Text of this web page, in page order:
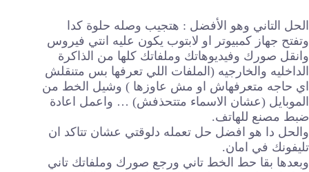
الحل التاني وهو الأفضل : هتجيب وصله حلوة كدا
وتفتح جهاز كمبيوتر او لابتوب يكون عليه انتي فيروس
وانقل صورك وفيديوهاتك وملفاتك كلها من الذاكرة
الداخليه والخارجيه (الملفات اللي تعرفها بس متنقلش
اي حاجه متعرفهاش او مش عاوزها ) وشيل الخط من
الموبايل (عشان الاسماء متتحذفش) … واعمل اعادة
ضبط مصنع للهاتف.
والحل دا هو افضل حل تعمله دلوقتي عشان تتاكد ان
تليفونك في امان.
وبعدها بقا حط الخط تاني ورجع صورك وملفاتك تاني